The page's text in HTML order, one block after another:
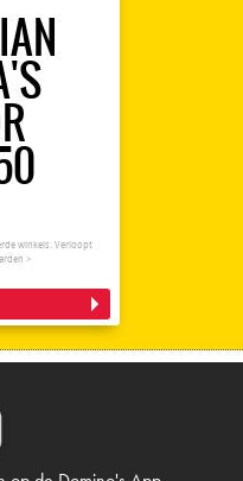
winkels. Verloopt
>